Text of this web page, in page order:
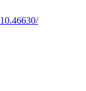
10.46630/